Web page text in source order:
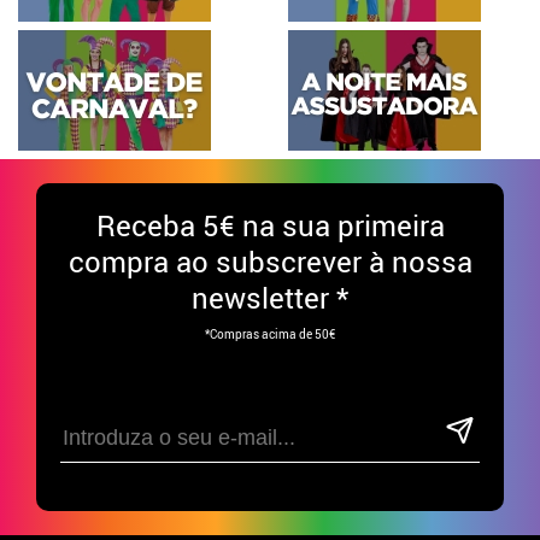
Receba 5€ na sua primeira
compra ao subscrever à nossa
newsletter *
*Compras acima de 50€